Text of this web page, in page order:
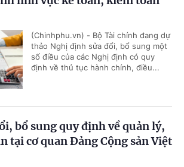
(Chinhphu.vn) - Bộ Tài chính đang dự
thảo Nghị định sửa đổi, bổ sung một
số điều của các Nghị định có quy
định về thủ tục hành chính, điều...
bổ sung quy định về quản lý,
tại cơ quan Đảng Cộng sản Việt